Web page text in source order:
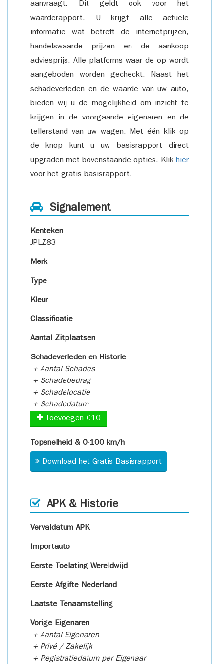
aanvraagt. Dit geldt ook voor het
waarderapport. U krijgt alle actuele
informatie wat betreft de internetprijzen,
handelswaarde prijzen en de aankoop
adviesprijs. Alle platforms waar de op wordt
aangeboden worden gecheckt. Naast het
schadeverleden en de waarde van uw auto,
bieden wij u de mogelijkheid om inzicht te
krijgen in de voorgaande eigenaren en de
tellerstand van uw wagen. Met één klik op
de knop kunt u uw basisrapport direct
upgraden met bovenstaande opties. Klik hier
voor het gratis basisrapport.
Signalement
Kenteken
JPLZ83
Merk
Type
Kleur
Classificatie
Aantal Zitplaatsen
Schadeverleden en Historie
+ Aantal Schades
+ Schadebedrag
+ Schadelocatie
+ Schadedatum
Toevoegen €10
Topsnelheid & 0-100 km/h
Download het Gratis Basisrapport
APK & Historie
Vervaldatum APK
Importauto
Eerste Toelating Wereldwijd
Eerste Afgifte Nederland
Laatste Tenaamstelling
Vorige Eigenaren
+ Aantal Eigenaren
+ Privé / Zakelijk
+ Registratiedatum per Eigenaar